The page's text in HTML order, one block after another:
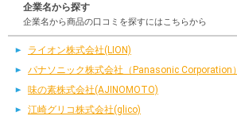
企業名から探す
企業名から商品の口コミを探すにはこちらから
ライオン株式会社(LION)
パナソニック株式会社（Panasonic Corporation）
味の素株式会社(AJINOMOTO)
江崎グリコ株式会社(glico)